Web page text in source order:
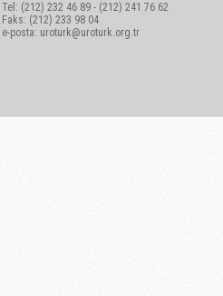
Tel: (212) 232 46 89 - (212) 241 76 62
Faks: (212) 233 98 04
e-posta: uroturk@uroturk.org.tr